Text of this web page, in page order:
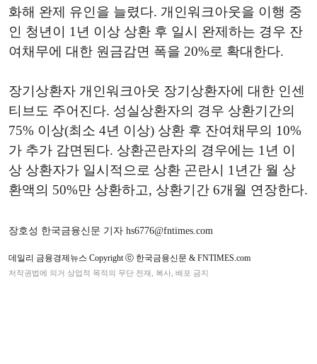
화해 완제 유인을 늘렸다. 개인워크아웃을 이행 중
인 청년이 1년 이상 상환 후 일시 완제하는 경우 잔
여채무에 대한 원금감면 폭을 20%로 확대한다.
장기상환자 개인워크아웃 장기상환자에 대한 인센
티브도 주어진다. 성실상환자의 경우 상환기간의
75% 이상(최소 4년 이상) 상환 후 잔여채무의 10%
가 추가 감면된다. 상환곤란자의 경우에는 1년 이
상 상환자가 일시적으로 상환 곤란시 1년간 월 상
환액의 50%만 상환하고, 상환기간 6개월 연장한다.
장호성 한국금융신문 기자 hs6776@fntimes.com
데일리 금융경제뉴스 Copyright ⓒ 한국금융신문 & FNTIMES.com
저작권법에 의거 상업적 목적의 무단 전재, 복사, 배포 금지